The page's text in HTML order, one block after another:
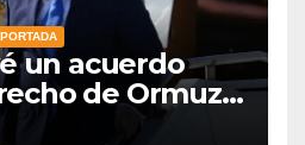
PORTADA
un acuerdo
de Ormuz